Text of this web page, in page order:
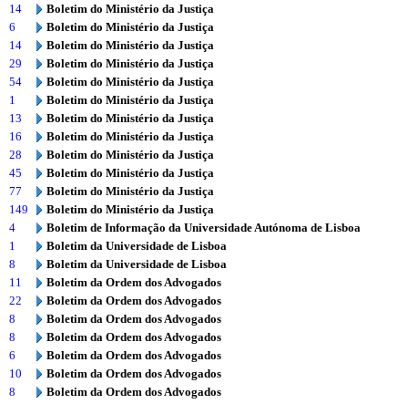
14
Boletim do Ministério da Justiça
6
Boletim do Ministério da Justiça
14
Boletim do Ministério da Justiça
29
Boletim do Ministério da Justiça
54
Boletim do Ministério da Justiça
1
Boletim do Ministério da Justiça
13
Boletim do Ministério da Justiça
16
Boletim do Ministério da Justiça
28
Boletim do Ministério da Justiça
45
Boletim do Ministério da Justiça
77
Boletim do Ministério da Justiça
149
Boletim do Ministério da Justiça
4
Boletim de Informação da Universidade Autónoma de Lisboa
1
Boletim da Universidade de Lisboa
8
Boletim da Universidade de Lisboa
11
Boletim da Ordem dos Advogados
22
Boletim da Ordem dos Advogados
8
Boletim da Ordem dos Advogados
8
Boletim da Ordem dos Advogados
6
Boletim da Ordem dos Advogados
10
Boletim da Ordem dos Advogados
8
Boletim da Ordem dos Advogados